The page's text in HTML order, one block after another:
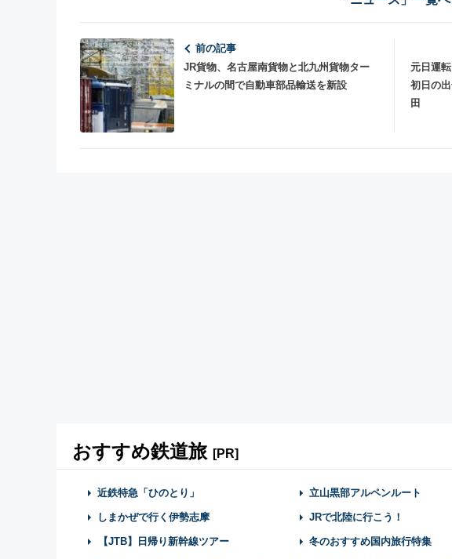
前の記事
JR貨物、名古屋南貨物と北九州貨物ター
ミナルの間で自動車部品輸送を新設
元日運
初日の
田
おすすめ鉄道旅 [PR]
近鉄特急「ひのとり」 立山黒部アルペンルート
しまかぜで行く伊勢志摩 JRで北陸に行こう！
【JTB】日帰り新幹線ツアー 冬のおすすめ国内旅行特集